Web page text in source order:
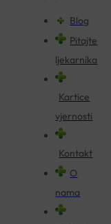
Blog
Pitajte
ljekarnika
Kartice
vjernosti
Kontakt
O
nama